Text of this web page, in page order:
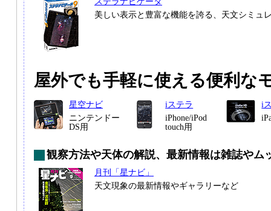
美しい表示と豊富な機能を誇る、天文シミュ
屋外でも手軽に使える便利な
星空ナビ
ニンテンドー
DS用
iステラ
iPhone/iPod
touch用
i
観察方法や天体の解説、最新情報は雑誌やム
月刊「星ナビ」
天文現象の最新情報やギャラリーなど